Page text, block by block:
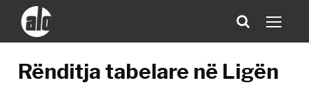
Rënditja tabelare në Ligën